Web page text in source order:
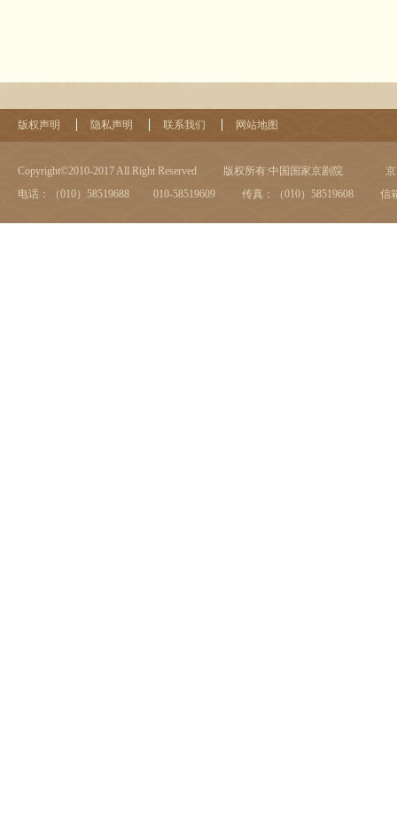
版权声明 隐私声明 联系我们 网站地图
Copyright©2010-2017 All Right Reserved 版权所有:中国国家京剧院
电话：（010）58519688 010-58519609
传真：（010）58519608 信